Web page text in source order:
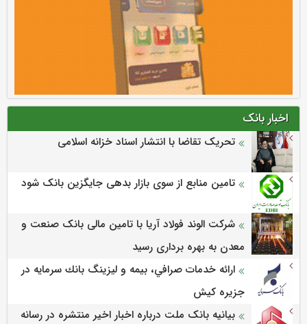
اخبار بانک
تحریک تقاضا با انتشار اسناد خزانه اسلامی
تامین منابع از سوی بازار بدهی جایگزین بانک شود
شرکت الوند فولاد آریا با تامین مالی بانک صنعت و
معدن به بهره برداری رسید
ارائه خدمات صرافي، بيمه و ليزينگ بانك سرمايه در
جزيره كيش
بیانیه بانک ملت درباره اخبار اخیر منتشره در رسانه